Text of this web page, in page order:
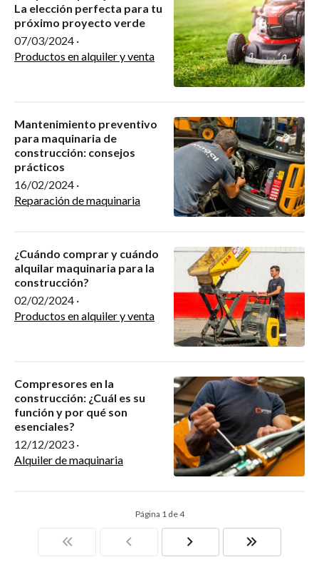
La elección perfecta para tu
próximo proyecto verde
07/03/2024 ·
Productos en alquiler y venta
Mantenimiento preventivo
para maquinaria de
construcción: consejos
prácticos
16/02/2024 ·
Reparación de maquinaria
¿Cuándo comprar y cuándo
alquilar maquinaria para la
construcción?
02/02/2024 ·
Productos en alquiler y venta
Compresores en la
construcción: ¿Cuál es su
función y por qué son
esenciales?
12/12/2023 ·
Alquiler de maquinaria
Página 1 de 4